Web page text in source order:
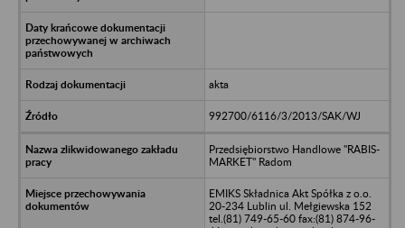
akta
992700/6116/3/2013/SAK/WJ
Przedsiębiorstwo Handlowe "RABIS-
MARKET" Radom
EMIKS Składnica Akt Spółka z o.o.
20-234 Lublin ul. Mełgiewska 152
tel.(81) 749-65-60 fax:(81) 874-96-